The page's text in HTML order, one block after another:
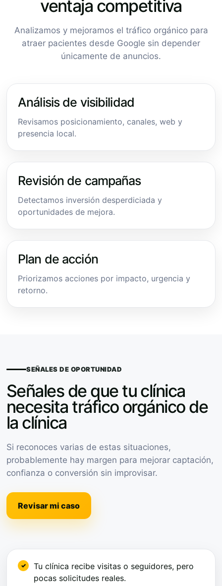
ventaja competitiva
Analizamos y mejoramos el tráfico orgánico para
atraer pacientes desde Google sin depender
únicamente de anuncios.
Análisis de visibilidad
Revisamos posicionamiento, canales, web y
presencia local.
Revisión de campañas
Detectamos inversión desperdiciada y
oportunidades de mejora.
Plan de acción
Priorizamos acciones por impacto, urgencia y
retorno.
SEÑALES DE OPORTUNIDAD
Señales de que tu clínica
necesita tráfico orgánico de
la clínica
Si reconoces varias de estas situaciones,
probablemente hay margen para mejorar captación,
confianza o conversión sin improvisar.
Revisar mi caso
Tu clínica recibe visitas o seguidores, pero
pocas solicitudes reales.